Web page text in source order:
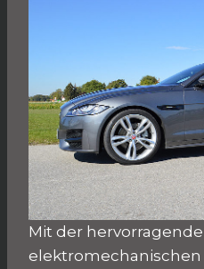
Mit der
elektromechanischen